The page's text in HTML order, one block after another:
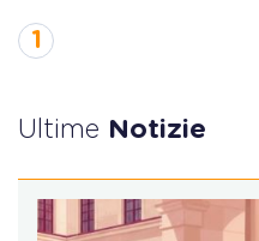
1
Ultime Notizie